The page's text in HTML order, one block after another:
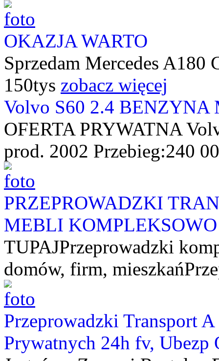
OKAZJA WARTO
Sprzedam Mercedes A180
150tys zobacz więcej
Volvo S60 2.4
OFERTA PRYWATNA
prod. 2002 Przebieg:240
PRZEPROWADZKI
MEBLI KOMPLEKSOWO
TUPAJPrzeprowadzki
domów, firm,
Przeprowadzki Transport
Prywatnych 24h fv, Ubezp